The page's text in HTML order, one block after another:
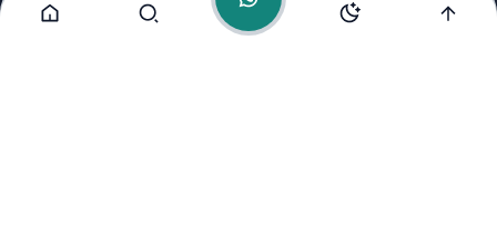
Aplikasi Infak Mandiri